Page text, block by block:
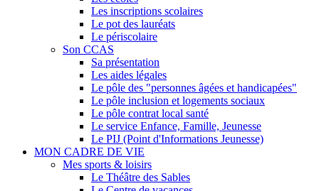
Les inscriptions scolaires
Le pot des lauréats
Le périscolaire
Son CCAS
Sa présentation
Les aides légales
Le pôle des "personnes âgées et handicapées"
Le pôle inclusion et logements sociaux
Le pôle contrat local santé
Le service Enfance, Famille, Jeunesse
Le PIJ (Point d'Informations Jeunesse)
MON CADRE DE VIE
Mes sports & loisirs
Le Théâtre des Sables